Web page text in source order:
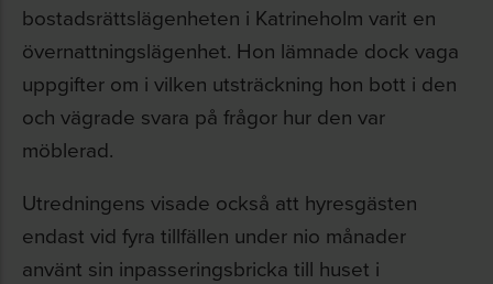
bostadsrättslägenheten i Katrineholm varit en
övernattningslägenhet. Hon lämnade dock vaga
uppgifter om i vilken utsträckning hon bott i den
och vägrade svara på frågor hur den var
möblerad.
Utredningens visade också att hyresgästen
endast vid fyra tillfällen under nio månader
använt sin inpasseringsbricka till huset i